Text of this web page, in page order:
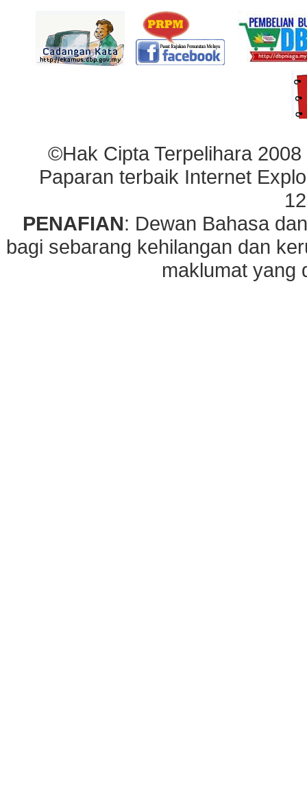
©Hak Cipta Terpelihara
Paparan terbaik Internet
PENAFIAN: Dewan Bahasa
bagi sebarang kehilangan dan
maklumat yang